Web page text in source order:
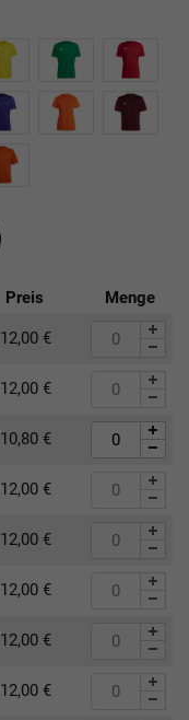
Preis Menge
12,00 €
12,00 €
10,80 €
12,00 €
12,00 €
12,00 €
12,00 €
12,00 €